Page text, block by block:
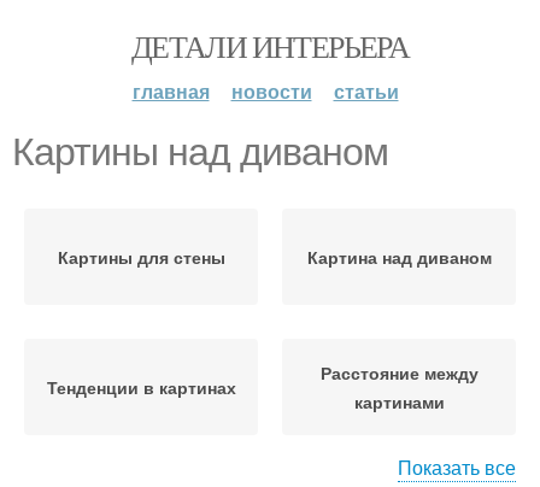
ДЕТАЛИ ИНТЕРЬЕРА
главная новости статьи
Картины над диваном
Картины для стены Картина над диваном
Тенденции в картинах
Расстояние между
картинами
Показать все